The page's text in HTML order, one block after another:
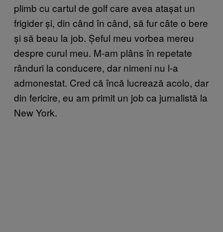
plimb cu cartul de golf care avea atașat un
frigider și, din când în când, să fur câte o bere
și să beau la job. Șeful meu vorbea mereu
despre curul meu. M-am plâns în repetate
rânduri la conducere, dar nimeni nu l-a
admonestat. Cred că încă lucrează acolo, dar
din fericire, eu am primit un job ca jurnalistă la
New York.